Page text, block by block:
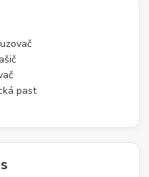
past